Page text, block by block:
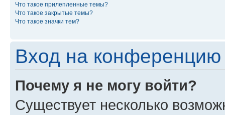
Что такое прилепленные темы?
Что такое закрытые темы?
Что такое значки тем?
Вход на конференцию
Почему я не могу войти?
Существует несколько